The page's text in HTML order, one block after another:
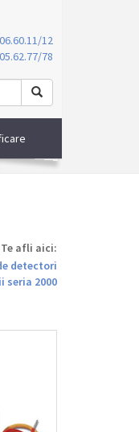
12
78
Te afli aici:
detectori
seria 2000